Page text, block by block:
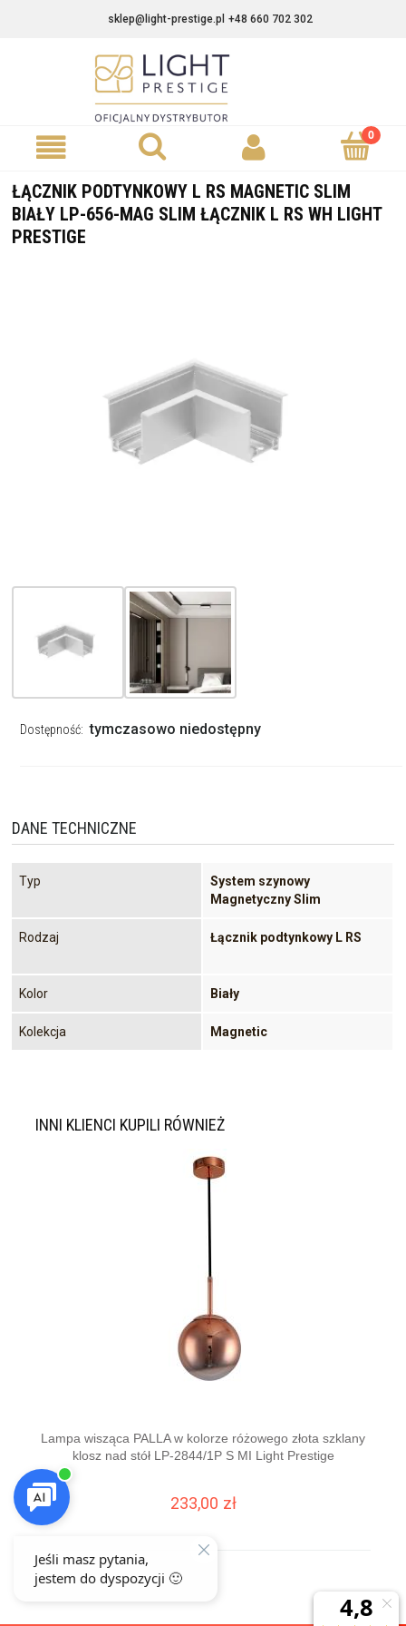
sklep@light-prestige.pl +48 660 702 302
ŁĄCZNIK PODTYNKOWY L RS MAGNETIC SLIM
BIAŁY LP-656-MAG SLIM ŁĄCZNIK L RS WH LIGHT
PRESTIGE
Dostępność: tymczasowo niedostępny
DANE TECHNICZNE
Typ
System szynowy
Magnetyczny Slim
Rodzaj Łącznik podtynkowy L RS
Kolor Biały
Kolekcja Magnetic
INNI KLIENCI KUPILI RÓWNIEŻ
Lampa wisząca PALLA w kolorze różowego złota szklany
klosz nad stół LP-2844/1P S MI Light Prestige
233,00 zł